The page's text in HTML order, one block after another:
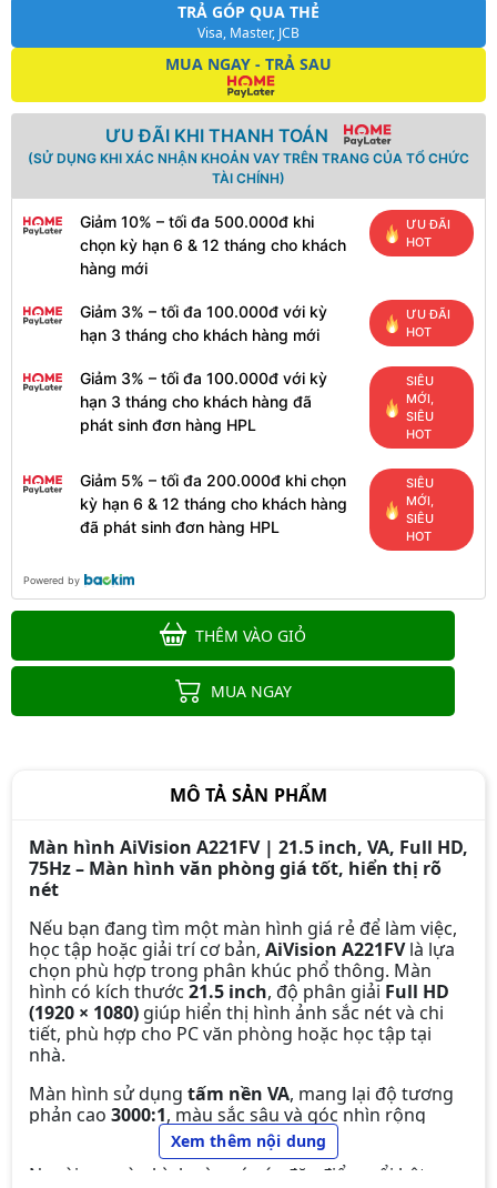
TRẢ GÓP QUA THẺ
Visa, Master, JCB
MUA NGAY - TRẢ SAU
ƯU ĐÃI KHI THANH TOÁN
(SỬ DỤNG KHI XÁC NHẬN KHOẢN VAY TRÊN TRANG CỦA TỔ CHỨC
TÀI CHÍNH)
Giảm 10% – tối đa 500.000đ khi
chọn kỳ hạn 6 & 12 tháng cho khách
hàng mới
ƯU ĐÃI
HOT
Giảm 3% – tối đa 100.000đ với kỳ
hạn 3 tháng cho khách hàng mới
ƯU ĐÃI
HOT
Giảm 3% – tối đa 100.000đ với kỳ
hạn 3 tháng cho khách hàng đã
phát sinh đơn hàng HPL
SIÊU
MỚI,
SIÊU
HOT
Giảm 5% – tối đa 200.000đ khi chọn
kỳ hạn 6 & 12 tháng cho khách hàng
đã phát sinh đơn hàng HPL
SIÊU
MỚI,
SIÊU
HOT
Powered by
THÊM VÀO GIỎ
MUA NGAY
MÔ TẢ SẢN PHẨM
Màn hình AiVision A221FV | 21.5 inch, VA, Full HD,
75Hz – Màn hình văn phòng giá tốt, hiển thị rõ
nét
Nếu bạn đang tìm một màn hình giá rẻ để làm việc,
học tập hoặc giải trí cơ bản, AiVision A221FVlà lựa
chọn phù hợp trong phân khúc phổ thông. Màn
hình có kích thước 21.5 inch, độ phân giải Full HD
(1920 × 1080) giúp hiển thị hình ảnh sắc nét và chi
tiết, phù hợp cho PC văn phòng hoặc học tập tại
nhà.
Màn hình sử dụng tấm nền VA, mang lại độ tương
phản cao 3000:1, màu sắc sâu và góc nhìn rộng
, giúp hiển thị rõ ở nhiều góc khác nhau.
Ngoài ra, màn hình còn có các đặc điểm nổi bật:
Xem thêm nội dung
Màn hình Dell E2225HM (21.5 inch -
VA - FHD - 100Hz- 5ms)
2.590.000đ